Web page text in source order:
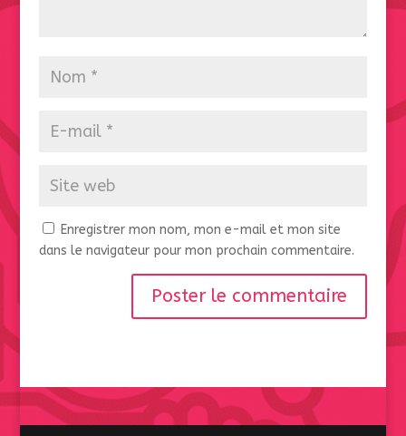
Enregistrer mon nom, mon e-mail et mon site
dans le navigateur pour mon prochain commentaire.